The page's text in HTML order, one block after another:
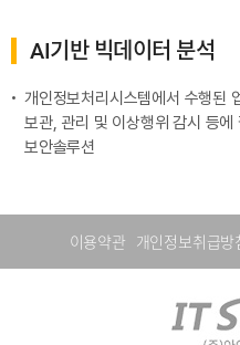
AI기반 빅데이터 분석
개인정보처리시스템에서 수행된
보관, 관리 및 이상행위 감시 등
보안솔루션
이용약관 개인정보취급방